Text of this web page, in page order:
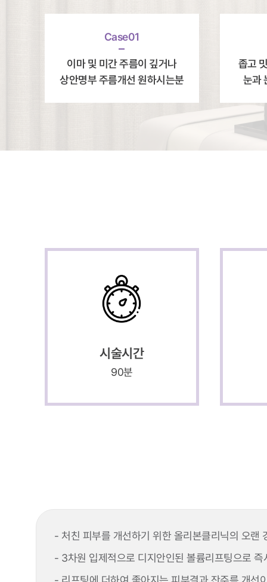
Case01
이마 및 미간 주름이 깊거나
상안명부 주름개선 원하시는분
좁고
눈과
시술시간
90분
- 처친 피부를 개선하기 위한 올리본클리닉의 오랜
- 3차원 입제적으로 디지안인된 볼륨리프팅으로